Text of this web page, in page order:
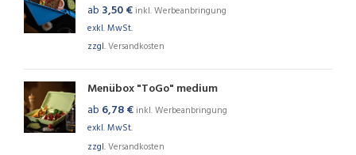
ab 3,50€ inkl. Werbeanbringung
exkl. MwSt.
zzgl.Versandkosten
Menübox "ToGo" medium
ab 6,78€ inkl. Werbeanbringung
exkl. MwSt.
zzgl.Versandkosten